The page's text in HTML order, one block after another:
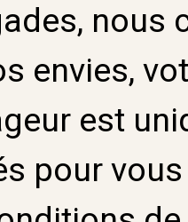
nous
envies,
est
pour